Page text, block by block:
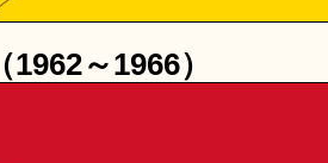
（1962～1966）